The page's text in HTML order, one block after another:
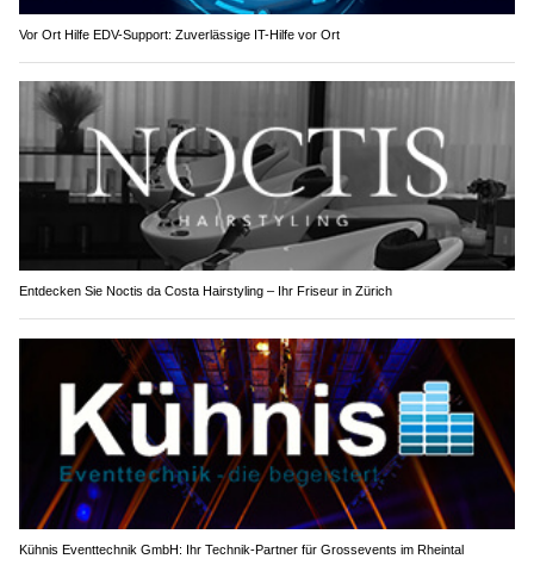
Vor Ort Hilfe EDV-Support: Zuverlässige IT-Hilfe vor Ort
Entdecken Sie Noctis da Costa Hairstyling – Ihr Friseur in Zürich
Kühnis Eventtechnik GmbH: Ihr Technik-Partner für Grossevents im Rheintal